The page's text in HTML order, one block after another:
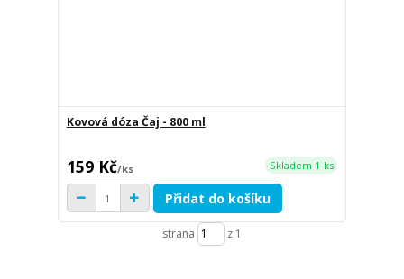
Kovová dóza Čaj - 800 ml
159 Kč/ks Skladem 1 ks
Přidat do košíku
strana z 1